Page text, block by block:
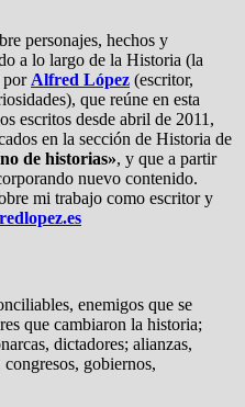
personajes, hechos y
a lo largo de la Historia (la
por Alfred López (escritor,
que reúne en esta
escritos desde abril de 2011,
en la sección de Historia de
de historias», y que a partir
nuevo contenido.
mi trabajo como escritor y
enemigos que se
que cambiaron la historia;
dictadores; alianzas,
congresos, gobiernos,